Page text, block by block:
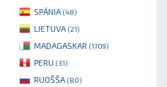
SPÁNIA (48)
LIETUVA (21)
MADAGASKAR (1709)
PERU (31)
RUOŠŠA (80)